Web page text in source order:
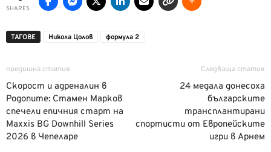
SHARES
ТАГОВЕ Никола Цолов формула 2
предишна статия
Скорост и адреналин в
Родопите: Стамен Марков
спечели епичния старт на
Maxxis BG Downhill Series
2026 в Чепеларе
Следваща статия
24 медала донесоха
българските
трансплантирани
спортисти от Европейските
игри в Арнем